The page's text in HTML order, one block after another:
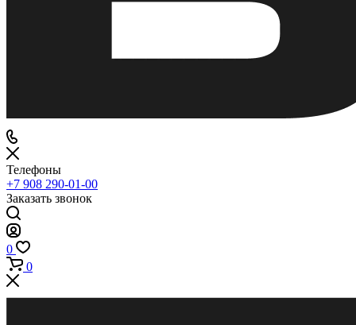
Телефоны
+7 908 290-01-00
Заказать звонок
0
0